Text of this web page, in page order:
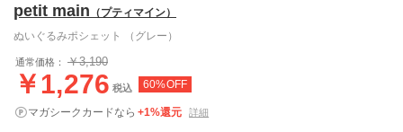
petit main （プティマイン）
ぬいぐるみポシェット （グレー）
通常価格： ￥3,190
￥1,276 税込 60%OFF
マガシークカードなら +1%還元 詳細